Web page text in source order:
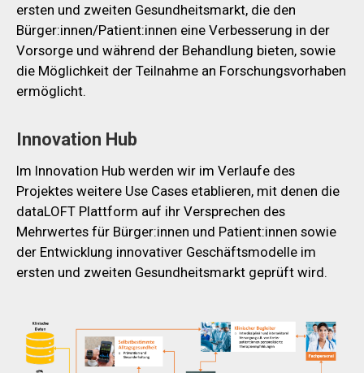
ersten und zweiten Gesundheitsmarkt, die den
Bürger:innen/Patient:innen eine Verbesserung in der
Vorsorge und während der Behandlung bieten, sowie
die Möglichkeit der Teilnahme an Forschungsvorhaben
ermöglicht.
Innovation Hub
Im Innovation Hub werden wir im Verlaufe des
Projektes weitere Use Cases etablieren, mit denen die
dataLOFT Plattform auf ihr Versprechen des
Mehrwertes für Bürger:innen und Patient:innen sowie
der Entwicklung innovativer Geschäftsmodelle im
ersten und zweiten Gesundheitsmarkt geprüft wird.